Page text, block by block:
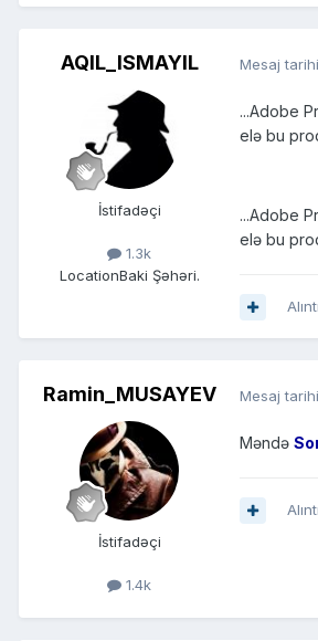
AQIL_ISMAYIL
İstifadəçi
1.3k
LocationBaki Şəhəri.
Mesaj
...Adobe
elə bu
...Adobe
elə bu
Alıntı
Ramin_MUSAYEV
İstifadəçi
1.4k
Mesaj
Məndə
Alıntı